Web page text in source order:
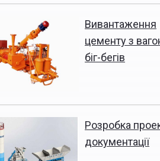
Вивантаження
цементу з
біг-бегів
Розробка
документації